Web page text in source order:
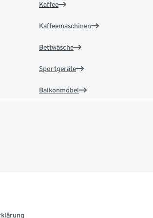
Kaffee
Kaffeemaschinen
Bettwäsche
Sportgeräte
Balkonmöbel